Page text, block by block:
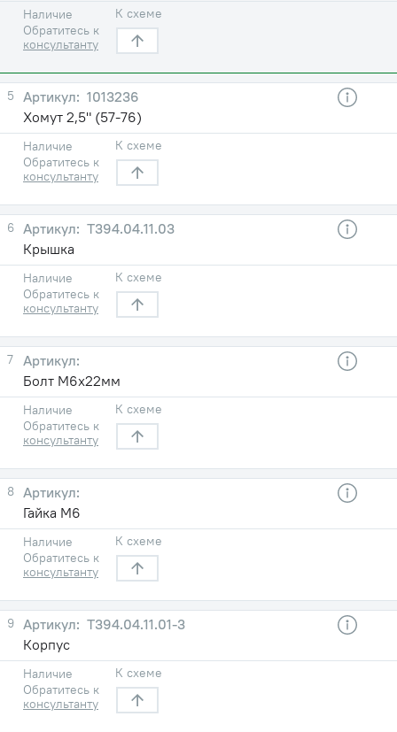
Наличие
Обратитесь к
консультанту
К схеме
5
1013236
Хомут 2,5" (57-76)
Наличие
Обратитесь к
консультанту
К схеме
6
Т394.04.11.03
Крышка
Наличие
Обратитесь к
консультанту
К схеме
7
Болт М6х22мм
Наличие
Обратитесь к
консультанту
К схеме
8
Гайка М6
Наличие
Обратитесь к
консультанту
К схеме
9
Т394.04.11.01-3
Корпус
Наличие
Обратитесь к
консультанту
К схеме